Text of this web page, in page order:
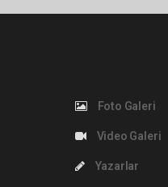
Foto Galeri
Video Galeri
Yazarlar